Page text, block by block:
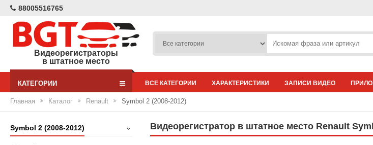
88005516765
Видеорегистраторы
в штатное место
КАТЕГОРИИ ВСЕ КАТЕГОРИИ ХАРАКТЕРИСТИКИ ЗАПИСИ ВИДЕО
Главная Каталог Renault Symbol 2 (2008-2012)
Symbol 2 (2008-2012) Видеорегистратор в штатное место Renault